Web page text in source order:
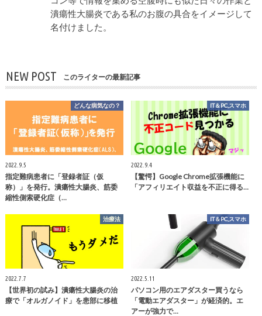
潰瘍性大腸炎である私のお腹の具合をイメージして
名付けました。
NEW POST このライターの最新記事
どんな病気なの？
2022.9.5
指定難病患者に「登録者証（仮
称）」を発行。潰瘍性大腸炎、筋委
縮性側索硬化症（…
IT＆PC,スマホ
2022.9.4
【驚愕】Google Chrome拡張機能に
「アフィリエイト収益を不正に得る…
治療法
2022.7.7
【世界初の試み】潰瘍性大腸炎の治
療で「オルガノイド」を患部に移植
IT＆PC,スマホ
2022.5.11
パソコン用のエアダスター買うなら
「電動エアダスター」が経済的。エ
アーが強力で…